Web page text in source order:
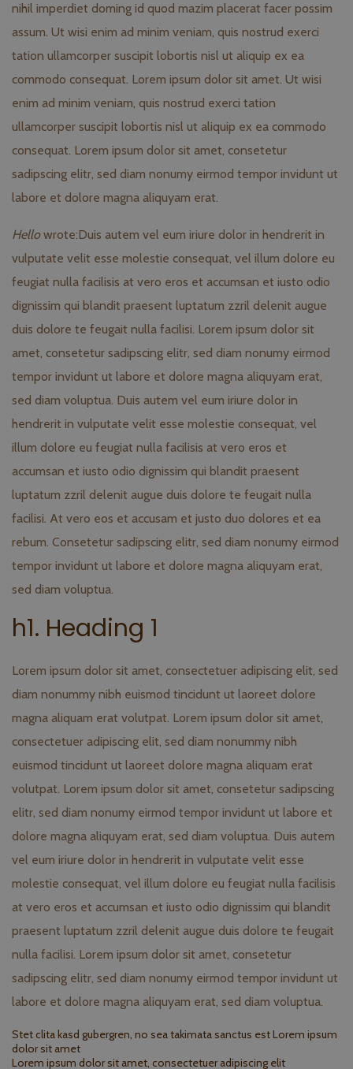
nihil imperdiet doming id quod mazim placerat facer possim
assum. Ut wisi enim ad minim veniam, quis nostrud exerci
tation ullamcorper suscipit lobortis nisl ut aliquip ex ea
commodo consequat. Lorem ipsum dolor sit amet. Ut wisi
enim ad minim veniam, quis nostrud exerci tation
ullamcorper suscipit lobortis nisl ut aliquip ex ea commodo
consequat. Lorem ipsum dolor sit amet, consetetur
sadipscing elitr, sed diam nonumy eirmod tempor invidunt ut
labore et dolore magna aliquyam erat.
Hellowrote:Duis autem vel eum iriure dolor in hendrerit in
vulputate velit esse molestie consequat, vel illum dolore eu
feugiat nulla facilisis at vero eros et accumsan et iusto odio
dignissim qui blandit praesent luptatum zzril delenit augue
duis dolore te feugait nulla facilisi. Lorem ipsum dolor sit
amet, consetetur sadipscing elitr, sed diam nonumy eirmod
tempor invidunt ut labore et dolore magna aliquyam erat,
sed diam voluptua. Duis autem vel eum iriure dolor in
hendrerit in vulputate velit esse molestie consequat, vel
illum dolore eu feugiat nulla facilisis at vero eros et
accumsan et iusto odio dignissim qui blandit praesent
luptatum zzril delenit augue duis dolore te feugait nulla
facilisi. At vero eos et accusam et justo duo dolores et ea
rebum. Consetetur sadipscing elitr, sed diam nonumy eirmod
tempor invidunt ut labore et dolore magna aliquyam erat,
sed diam voluptua.
h1. Heading 1
Lorem ipsum dolor sit amet, consectetuer adipiscing elit, sed
diam nonummy nibh euismod tincidunt ut laoreet dolore
magna aliquam erat volutpat. Lorem ipsum dolor sit amet,
consectetuer adipiscing elit, sed diam nonummy nibh
euismod tincidunt ut laoreet dolore magna aliquam erat
volutpat. Lorem ipsum dolor sit amet, consetetur sadipscing
elitr, sed diam nonumy eirmod tempor invidunt ut labore et
dolore magna aliquyam erat, sed diam voluptua. Duis autem
vel eum iriure dolor in hendrerit in vulputate velit esse
molestie consequat, vel illum dolore eu feugiat nulla facilisis
at vero eros et accumsan et iusto odio dignissim qui blandit
praesent luptatum zzril delenit augue duis dolore te feugait
nulla facilisi. Lorem ipsum dolor sit amet, consetetur
sadipscing elitr, sed diam nonumy eirmod tempor invidunt ut
labore et dolore magna aliquyam erat, sed diam voluptua.
Stet clita kasd gubergren, no sea takimata sanctus est Lorem ipsum
dolor sit amet
Lorem ipsum dolor sit amet, consectetuer adipiscing elit